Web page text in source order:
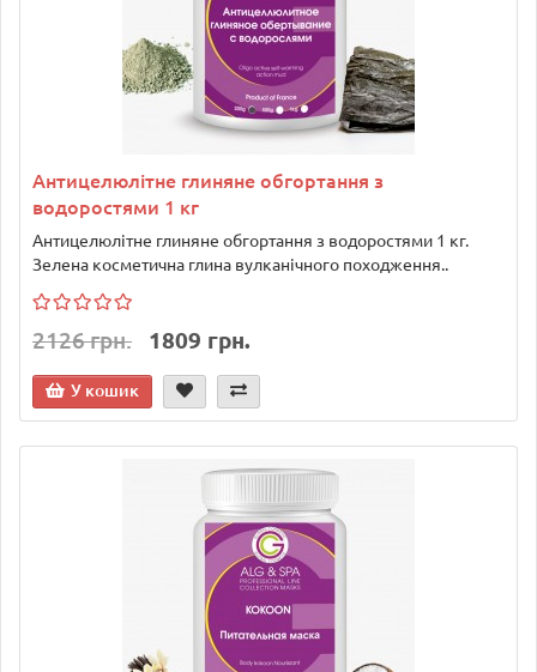
Антицелюлітне глиняне обгортання з
водоростями 1 кг
Антицелюлітне глиняне обгортання з водоростями 1 кг.
Зелена косметична глина вулканічного походження..
2126 грн. 1809 грн.
У кошик